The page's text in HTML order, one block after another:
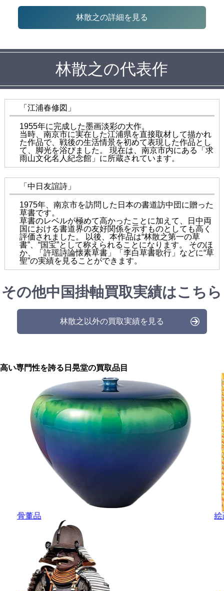
林散之の詳細を見る
林散之の代表作
「江浦春修図」
1955年に完成した墨画淡彩の大作。
当時、南京市に実在した江浦県を直接取材して描かれ
た作品で、戦後の生活情景を初めて表現した作品とし
て、脚光を浴びました。 現在は、南京市内にある「求
雨山文化名人紀念館」に所蔵されています。
「中日友誼詩」
1975年、南京市を訪問した日本の書道訪中団に贈った
草書です。
草書のレベルが極めて高かったことに加えて、日中両
国における書道界の友好関係を示すものとしても高く
評価されました。 以後、本作品は“林散之第一の草
書”、“国宝”として称えられることになります。 そのほ
か、「許瑶詩論懐素草書」「李白草書歌行」などに“草
聖”の実績を見ることができます。
その他中国掛軸買取実績はこちら
林散之以外の買取実績を見る
高い専門性を誇る 日晃堂の買取品目
骨董品 絵